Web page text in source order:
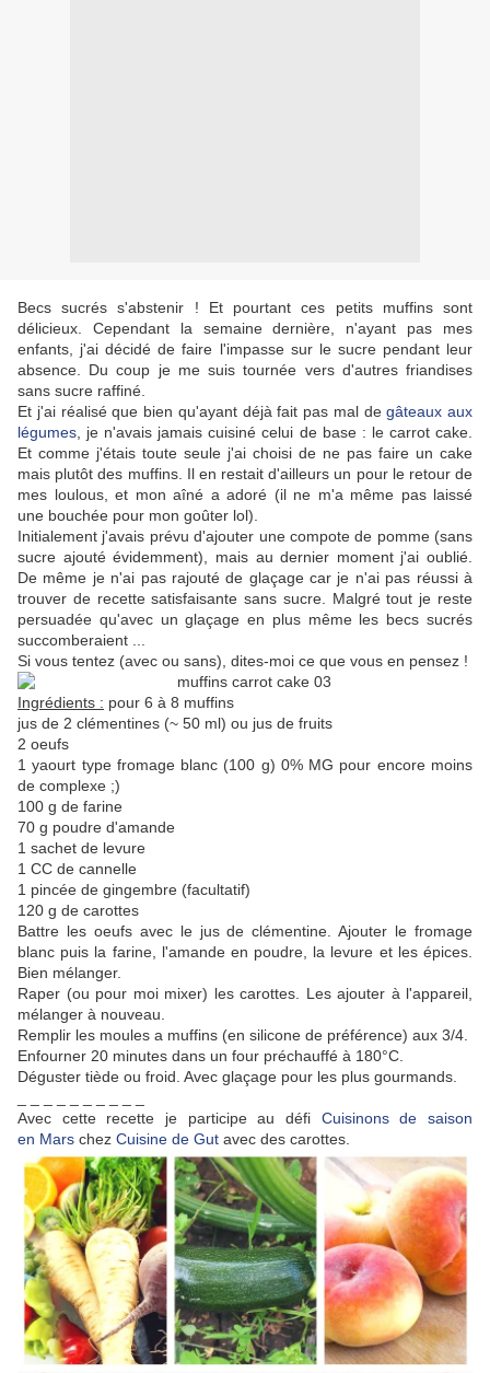
Becs sucrés s'abstenir ! Et pourtant ces petits muffins sont
délicieux. Cependant la semaine dernière, n'ayant pas mes
enfants, j'ai décidé de faire l'impasse sur le sucre pendant leur
absence. Du coup je me suis tournée vers d'autres friandises
sans sucre raffiné.
Et j'ai réalisé que bien qu'ayant déjà fait pas mal degâteaux aux
légumes , je n'avais jamais cuisiné celui de base : le carrot cake.
Et comme j'étais toute seule j'ai choisi de ne pas faire un cake
mais plutôt des muffins. Il en restait d'ailleurs un pour le retour de
mes loulous, et mon aîné a adoré (il ne m'a même pas laissé
une bouchée pour mon goûter lol).
Initialement j'avais prévu d'ajouter une compote de pomme (sans
sucre ajouté évidemment), mais au dernier moment j'ai oublié.
De même je n'ai pas rajouté de glaçage car je n'ai pas réussi à
trouver de recette satisfaisante sans sucre. Malgré tout je reste
persuadée qu'avec un glaçage en plus même les becs sucrés
succomberaient ...
Si vous tentez (avec ou sans), dites-moi ce que vous en pensez !
Ingrédients : pour 6 à 8 muffins
jus de 2 clémentines (~ 50 ml) ou jus de fruits
2 oeufs
1 yaourt type fromage blanc (100 g) 0% MG pour encore moins
de complexe ;)
100 g de farine
70 g poudre d'amande
1 sachet de levure
1 CC de cannelle
1 pincée de gingembre (facultatif)
120 g de carottes
Battre les oeufs avec le jus de clémentine. Ajouter le fromage
blanc puis la farine, l'amande en poudre, la levure et les épices.
Bien mélanger.
Raper (ou pour moi mixer) les carottes. Les ajouter à l'appareil,
mélanger à nouveau.
Remplir les moules a muffins (en silicone de préférence) aux 3/4.
Enfourner 20 minutes dans un four préchauffé à 180°C.
Déguster tiède ou froid. Avec glaçage pour les plus gourmands.
Avec cette recette je participe au défi Cuisinons de saison
en Mars chez Cuisine de Gut avec des carottes.